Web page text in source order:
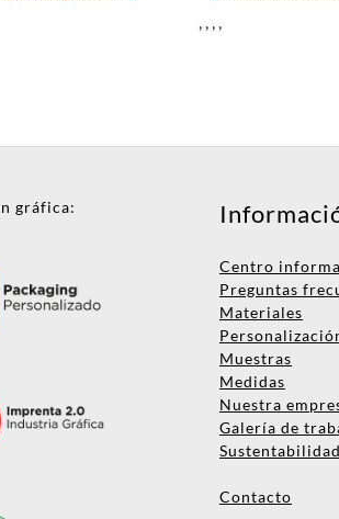
, , , ,
gráfica:
Centro
Preguntas
Materiales
Muestras
Medidas
Nuestra
Galería de
Sustentabilidad
Contacto